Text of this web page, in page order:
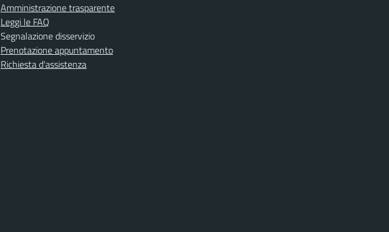
Amministrazione trasparente
Leggi le FAQ
Segnalazione disservizio
Prenotazione appuntamento
Richiesta d'assistenza